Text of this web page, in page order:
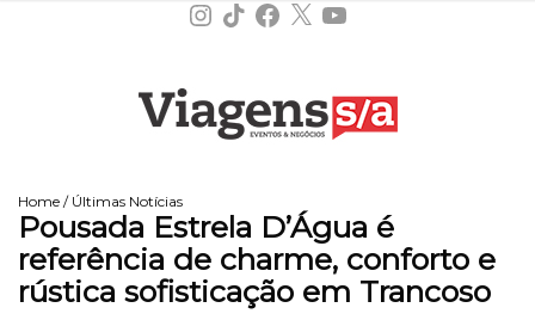
Instagram
TikTokFacebook
X YouTube
Home / Últimas Notícias
Pousada Estrela D’Água é
referência de charme, conforto e
rústica sofisticação em Trancoso